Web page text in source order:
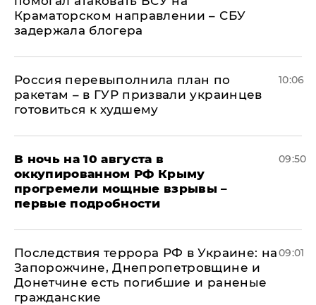
Краматорском направлении – СБУ
задержала блогера
Россия перевыполнила план по
ракетам – в ГУР призвали украинцев
готовиться к худшему
10:06
В ночь на 10 августа в
оккупированном РФ Крыму
прогремели мощные взрывы –
первые подробности
09:50
Последствия террора РФ в Украине: на
Запорожчине, Днепропетровщине и
Донетчине есть погибшие и раненые
гражданские
09:01